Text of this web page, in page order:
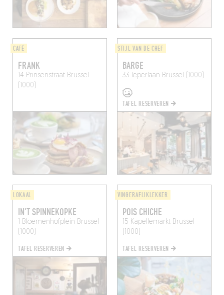
CAFÉ
FRANK
14 PrinsenstraatBrussel
(1000)
STIJL VAN DE CHEF
BARGE
33 Ieperlaan Brussel (1000)
TAFEL RESERVEREN
LOKAAL
IN'T SPINNEKOPKE
1 Bloemenhofplein Brussel
(1000)
TAFEL RESERVEREN
VINGERAFLIKLEKKER
POIS CHICHE
15 Kapellemarkt Brussel
(1000)
TAFEL RESERVEREN